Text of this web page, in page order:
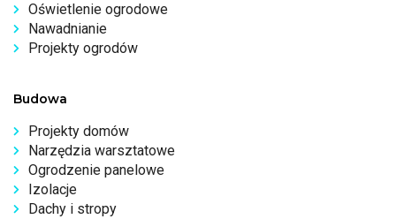
Oświetlenie ogrodowe
Nawadnianie
Projekty ogrodów
Budowa
Projekty domów
Narzędzia warsztatowe
Ogrodzenie panelowe
Izolacje
Dachy i stropy